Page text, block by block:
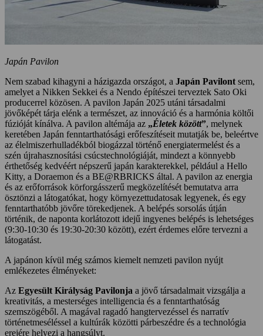
Japán Pavilon
Nem szabad kihagyni a házigazda országot, a Japán Pavilont sem,
amelyet a Nikken Sekkei és a Nendo építészei terveztek Sato Oki
producerrel közösen. A pavilon Japán 2025 utáni társadalmi
jövőképét tárja elénk a természet, az innováció és a harmónia költői
fúzióját kínálva. A pavilon altémája az „Életek között”, melynek
keretében Japán fenntarthatósági erőfeszítéseit mutatják be, beleértve
az élelmiszerhulladékból biogázzal történő energiatermelést és a
szén újrahasznosítási csúcstechnológiáját, mindezt a könnyebb
érthetőség kedvéért népszerű japán karakterekkel, például a Hello
Kitty, a Doraemon és a BE@RBRICKS által. A pavilon az energia
és az erőforrások körforgásszerű megközelítését bemutatva arra
ösztönzi a látogatókat, hogy környezettudatosak legyenek, és egy
fenntarthatóbb jövőre törekedjenek. A belépés sorsolás útján
történik, de naponta korlátozott idejű ingyenes belépés is lehetséges
(9:30-10:30 és 19:30-20:30 között), ezért érdemes előre tervezni a
látogatást.
A japánon kívül még számos kiemelt nemzeti pavilon nyújt
emlékezetes élményeket:
Az Egyesült Királyság Pavilonja a jövő társadalmait vizsgálja a
kreativitás, a mesterséges intelligencia és a fenntarthatóság
szemszögéből. A magával ragadó hangtervezéssel és narratív
történetmeséléssel a kultúrák közötti párbeszédre és a technológia
erejére helyezi a hangsúlyt.